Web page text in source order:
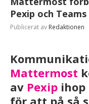
Pexip och Teams
Publicerat av Redaktionen
Mattermost
av Pexip ihop
för att på så